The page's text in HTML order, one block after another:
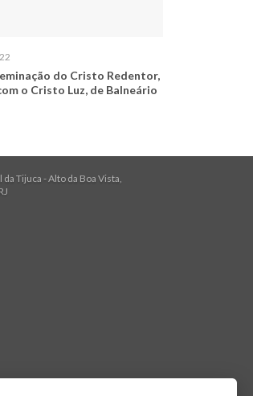
do Cristo Redentor,
o Cristo Luz, de Balneário
Tijuca - Alto da Boa Vista,
RJ